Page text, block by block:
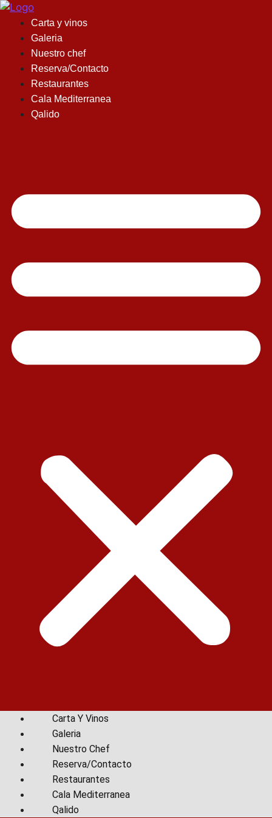
Saltar
contenido
Carta y vinos
Galeria
Nuestro chef
Reserva/Contacto
Restaurantes
Cala Mediterranea
Qalido
Carta Y Vinos
Galeria
Nuestro Chef
Reserva/Contacto
Restaurantes
Cala Mediterranea
Qalido